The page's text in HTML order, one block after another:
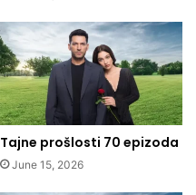
Tajne prošlosti 70 epizoda
June 15, 2026